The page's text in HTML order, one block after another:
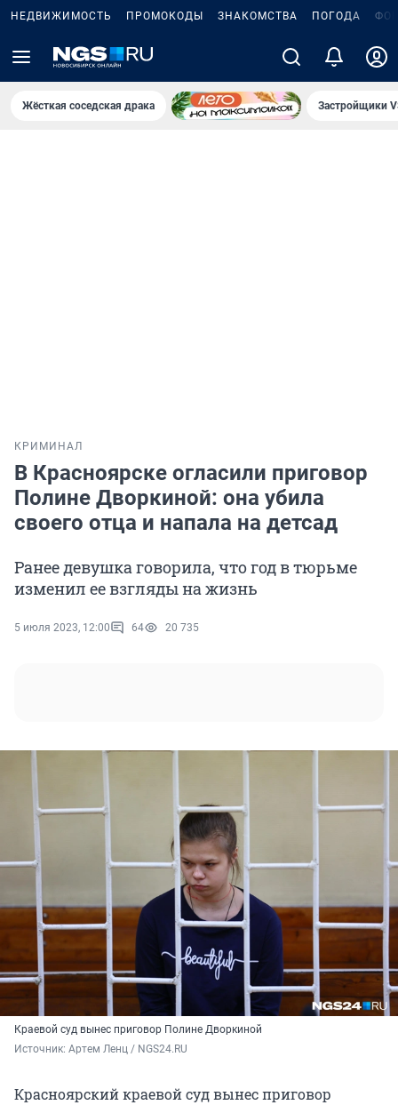
НЕДВИЖИМОСТЬ ПРОМОКОДЫ ЗНАКОМСТВА ПОГОДА
Жёсткая соседская драка Застройщики
КРИМИНАЛ
В Красноярске огласили приговор
Полине Дворкиной: она убила
своего отца и напала на детсад
Ранее девушка говорила, что год в тюрьме
изменил ее взгляды на жизнь
5 июля 2023, 12:00 64 20 735
Краевой суд вынес приговор Полине Дворкиной
Источник: Артем Ленц / NGS24.RU
Красноярский краевой суд вынес приговор